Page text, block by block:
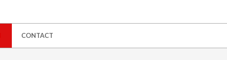
CONTACT